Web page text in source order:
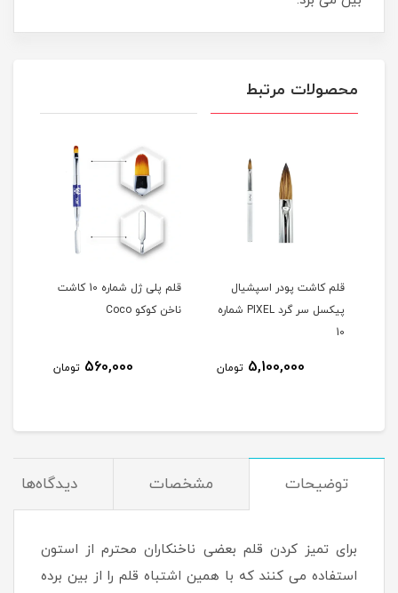
محصولات مرتبط
قلم کاشت پودر اسپشيال
پیکسل سر گرد PIXEL شماره
10
5,100,000 تومان
قلم پلی ژل شماره 10 کاشت
ناخن کوکو Coco
560,000 تومان
توضیحات مشخصات دیدگاه‌ها
برای تمیز کردن قلم بعضی ناخنکاران محترم از استون
استفاده می کنند که با همین اشتباه قلم را از بین برده